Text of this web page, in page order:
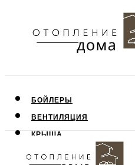
БОЙЛЕРЫ
ВЕНТИЛЯЦИЯ
КРЫША